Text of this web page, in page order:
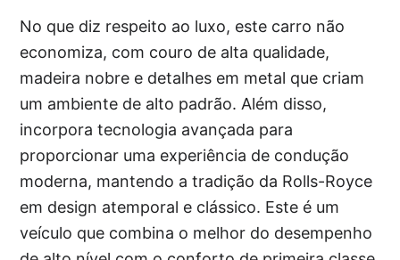
No que diz respeito ao luxo, este carro não
economiza, com couro de alta qualidade,
madeira nobre e detalhes em metal que criam
um ambiente de alto padrão. Além disso,
incorpora tecnologia avançada para
proporcionar uma experiência de condução
moderna, mantendo a tradição da Rolls-Royce
em design atemporal e clássico. Este é um
veículo que combina o melhor do desempenho